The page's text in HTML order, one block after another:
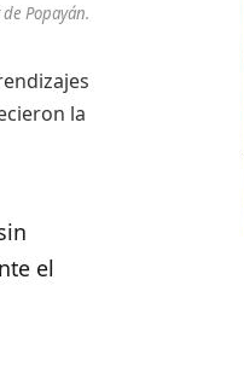
Popayán.
la
el